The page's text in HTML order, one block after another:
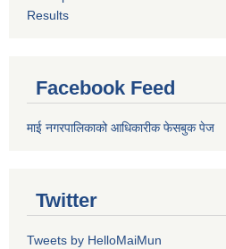
Results
Facebook Feed
माई नगरपालिकाको आधिकारीक फेसबुक पेज
Twitter
Tweets by HelloMaiMun